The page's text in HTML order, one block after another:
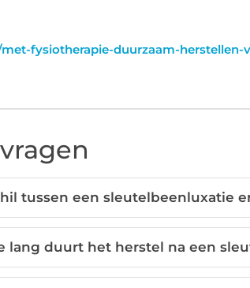
fysiotherapie-duurzaam-
tussen een sleutelbeenluxatie
lang duurt het herstel na een